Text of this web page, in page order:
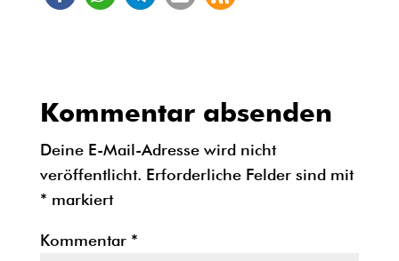
Kommentar absenden
Deine E-Mail-Adresse wird nicht
veröffentlicht. Erforderliche Felder sind mit
* markiert
Kommentar *